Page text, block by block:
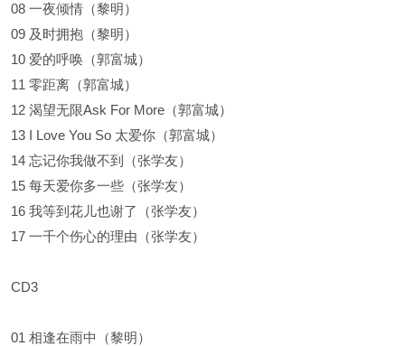
08 一夜倾情（黎明）
09 及时拥抱（黎明）
10 爱的呼唤（郭富城）
11 零距离（郭富城）
12 渴望无限Ask For More（郭富城）
13 I Love You So 太爱你（郭富城）
14 忘记你我做不到（张学友）
15 每天爱你多一些（张学友）
16 我等到花儿也谢了（张学友）
17 一千个伤心的理由（张学友）
CD3
01 相逢在雨中（黎明）